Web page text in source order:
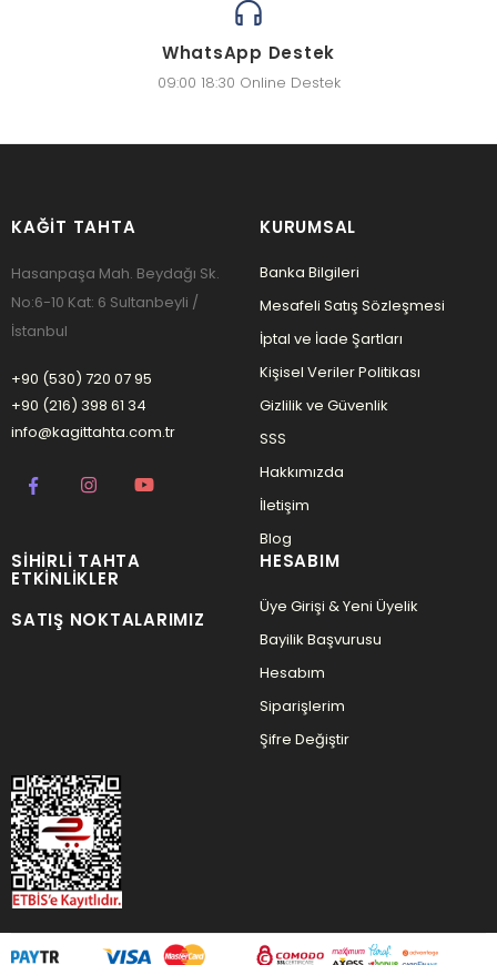
WhatsApp Destek
09:00 18:30 Online Destek
KAĞIT TAHTA
Hasanpaşa Mah. Beydağı Sk.
No:6-10 Kat: 6 Sultanbeyli /
İstanbul
+90 (530) 720 07 95
+90 (216) 398 61 34
info@kagittahta.com.tr
KURUMSAL
Banka Bilgileri
Mesafeli Satış Sözleşmesi
İptal ve İade Şartları
Kişisel Veriler Politikası
Gizlilik ve Güvenlik
SSS
Hakkımızda
İletişim
Blog
SIHIRLI TAHTA
ETKINLIKLER
SATIŞ NOKTALARIMIZ
HESABIM
Üye Girişi & Yeni Üyelik
Bayilik Başvurusu
Hesabım
Siparişlerim
Şifre Değiştir